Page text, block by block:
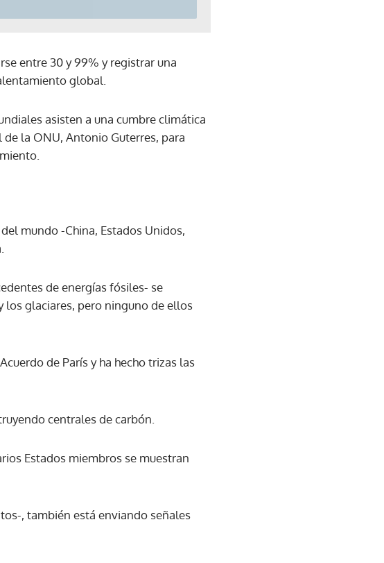
entre 30 y 99% y registrar una
global.
asisten a una cumbre climática
la ONU, Antonio Guterres, para
mundo -China, Estados Unidos,
de energías fósiles- se
los glaciares, pero ninguno de ellos
de París y ha hecho trizas las
centrales de carbón.
Estados miembros se muestran
, también está enviando señales